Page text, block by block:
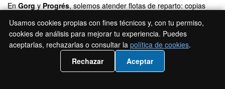
EnGorgyProgrés, solemos atender flotas de reparto: copias
es hacerlo fácil, sin sorpresas.
Centro de copia al momento en Badalona y verificación
El servicio al momento es real: la mayoría de copias se entregan
📲 Llámanos 936943024
Usamos cookies propias con fines técnicos y, con tu permiso,
cookies de análisis para mejorar tu experiencia. Puedes
aceptarlas, rechazarlas o consultar la política de cookies.
Rechazar
Aceptar